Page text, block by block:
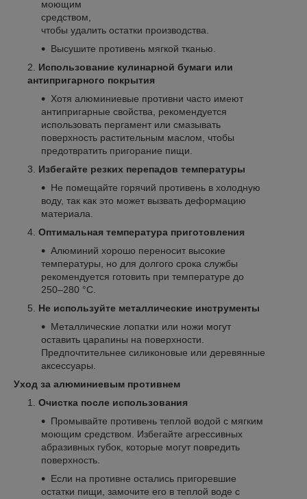
моющим
средством,
чтобы удалить остатки производства.
Высушите противень мягкой тканью.
Использование кулинарной бумаги или
антипригарного покрытия
Хотя алюминиевые противни часто имеют
антипригарные свойства, рекомендуется
использовать пергамент или смазывать
поверхность растительным маслом, чтобы
предотвратить пригорание пищи.
Избегайте резких перепадов температуры
Не помещайте горячий противень в холодную
воду, так как это может вызвать деформацию
материала.
Оптимальная температура приготовления
Алюминий хорошо переносит высокие
температуры, но для долгого срока службы
рекомендуется готовить при температуре до
250–280 °C.
Не используйте металлические инструменты
Металлические лопатки или ножи могут
оставить царапины на поверхности.
Предпочтительнее силиконовые или деревянные
аксессуары.
Уход за алюминиевым противнем
Очистка после использования
Промывайте противень теплой водой с мягким
моющим средством. Избегайте агрессивных
абразивных губок, которые могут повредить
поверхность.
Если на противне остались пригоревшие
остатки пищи, замочите его в теплой воде с